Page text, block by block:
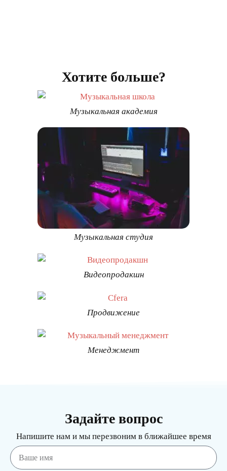
Хотите больше?
Музыкальная академия
Музыкальная студия
Видеопродакшн
Продвижение
Менеджмент
Задайте вопрос
Напишите нам и мы перезвоним в ближайшее время